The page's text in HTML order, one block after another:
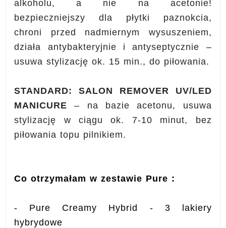
alkoholu, a nie na acetonie!
bezpieczniejszy dla płytki paznokcia,
chroni przed nadmiernym wysuszeniem,
działa antybakteryjnie i antyseptycznie –
usuwa stylizację ok. 15 min., do piłowania.
STANDARD: SALON REMOVER UV/LED
MANICURE– na bazie acetonu, usuwa
stylizację w ciągu ok. 7-10 minut, bez
piłowania topu pilnikiem.
Co otrzymałam w zestawie Pure :
- Pure Creamy Hybrid - 3 lakiery
hybrydowe